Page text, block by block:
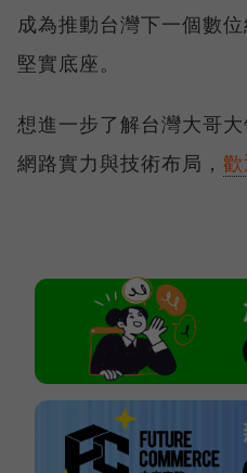
成為推動台灣下一個數
堅實底座。
想進一步了解台灣大哥
網路實力與技術布局，